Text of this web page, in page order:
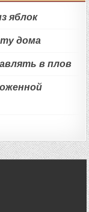
яблок
дома
в плов